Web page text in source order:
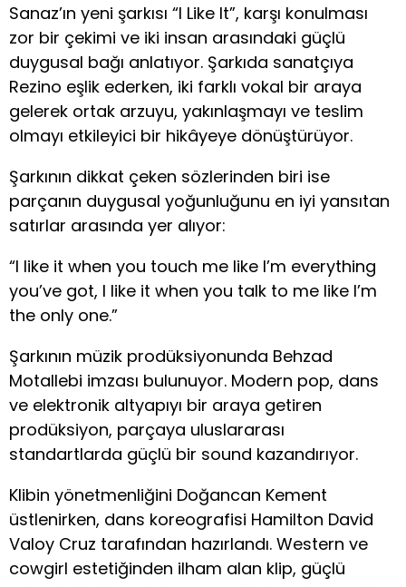
Sanaz’ın yeni şarkısı “I Like It”, karşı konulması
zor bir çekimi ve iki insan arasındaki güçlü
duygusal bağı anlatıyor. Şarkıda sanatçıya
Rezino eşlik ederken, iki farklı vokal bir araya
gelerek ortak arzuyu, yakınlaşmayı ve teslim
olmayı etkileyici bir hikâyeye dönüştürüyor.
Şarkının dikkat çeken sözlerinden biri ise
parçanın duygusal yoğunluğunu en iyi yansıtan
satırlar arasında yer alıyor:
“I like it when you touch me like I’m everything
you’ve got, I like it when you talk to me like I’m
the only one.”
Şarkının müzik prodüksiyonunda Behzad
Motallebi imzası bulunuyor. Modern pop, dans
ve elektronik altyapıyı bir araya getiren
prodüksiyon, parçaya uluslararası
standartlarda güçlü bir sound kazandırıyor.
Klibin yönetmenliğini Doğancan Kement
üstlenirken, dans koreografisi Hamilton David
Valoy Cruz tarafından hazırlandı. Western ve
cowgirl estetiğinden ilham alan klip, güçlü